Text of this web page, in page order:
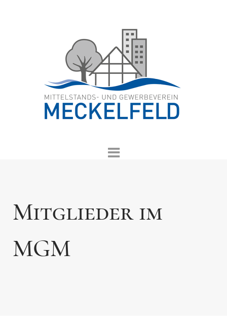
Mitglieder im
MGM